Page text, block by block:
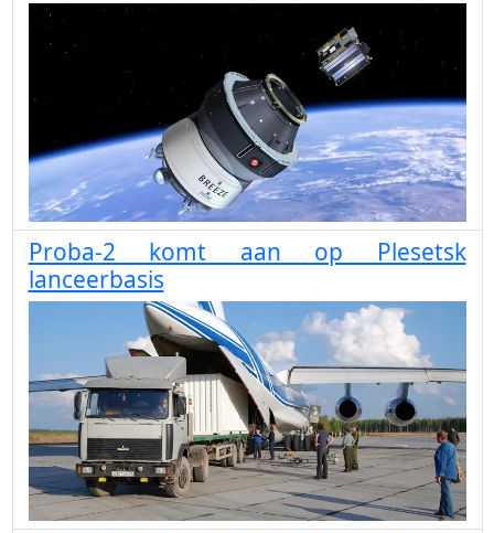
Proba-2 komt aan op Plesetsk
lanceerbasis